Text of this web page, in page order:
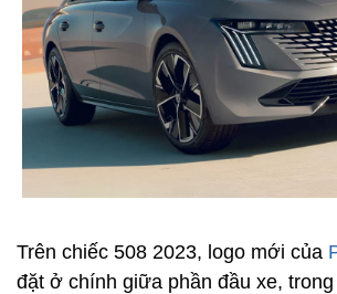
Trên chiếc 508 2023, logo mới của
đặt ở chính giữa phần đầu xe,